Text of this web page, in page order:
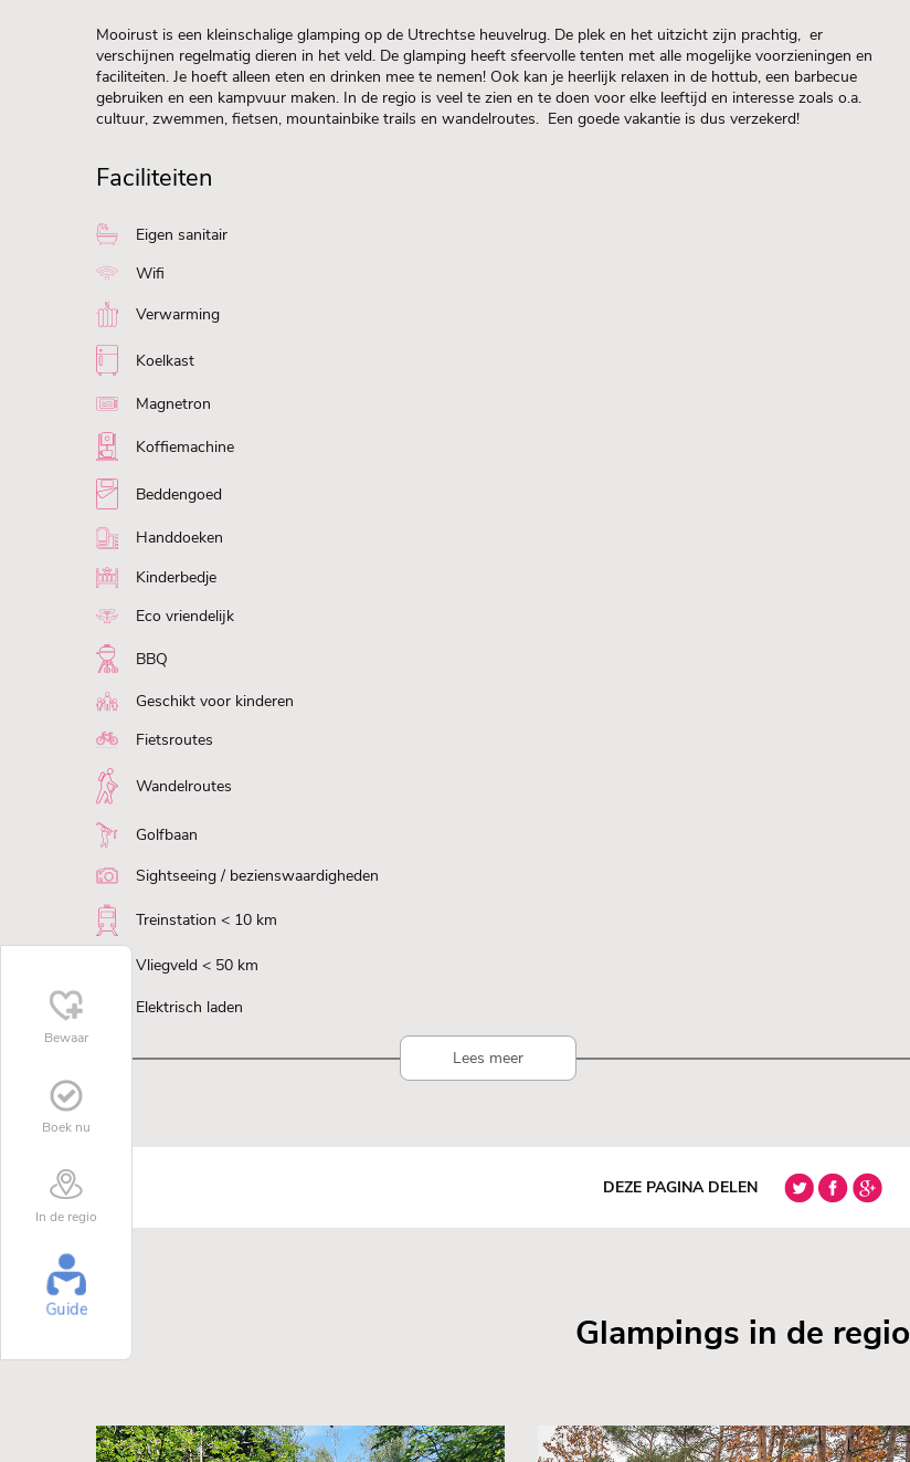
Mooirust is een kleinschalige glamping op de Utrechtse heuvelrug. De plek en het uitzicht zijn prachtig, er
verschijnen regelmatig dieren in het veld. De glamping heeft sfeervolle tenten met alle mogelijke voorzieningen en
faciliteiten. Je hoeft alleen eten en drinken mee te nemen! Ook kan je heerlijk relaxen in de hottub, een barbecue
gebruiken en een kampvuur maken. In de regio is veel te zien en te doen voor elke leeftijd en interesse zoals o.a.
cultuur, zwemmen, fietsen, mountainbike trails en wandelroutes. Een goede vakantie is dus verzekerd!
Faciliteiten
Eigen sanitair
Wifi
Verwarming
Koelkast
Magnetron
Koffiemachine
Beddengoed
Handdoeken
Kinderbedje
Eco vriendelijk
BBQ
Geschikt voor kinderen
Fietsroutes
Wandelroutes
Golfbaan
Sightseeing / bezienswaardigheden
Treinstation < 10 km
Vliegveld < 50 km
Elektrisch laden
Lees meer
DEZE PAGINA DELEN
Glampings in de regio
Bewaar
Boek nu
In de regio
Guide